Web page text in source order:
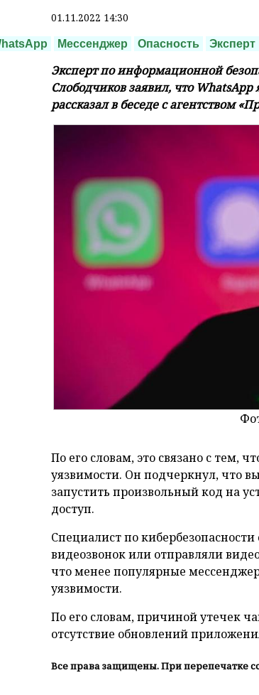
01.11.2022 14:30
Мессенджер Опасность Эксперт
Эксперт по информационной
Слободчиков заявил, что
рассказал в беседе с агентством
По его словам, это связано с тем,
уязвимости. Он подчеркнул, что
запустить произвольный код на
доступ.
Специалист по
видеозвонок или отправляли
что менее популярные
уязвимости.
По его словам, причиной утечек
отсутствие обновлений
Все права защищены. При перепечатке